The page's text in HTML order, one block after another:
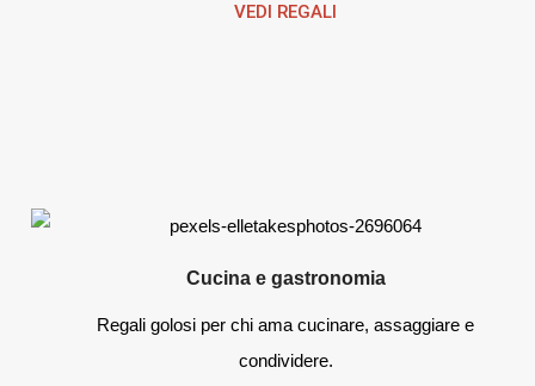
VEDI REGALI
Cucina e gastronomia
Regali golosi per chi ama cucinare, assaggiare e
condividere.